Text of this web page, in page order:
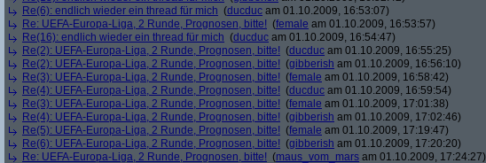
Re(6): endlich wieder ein thread für mich (ducduc am 01.10.2009, 16:53:07)
Re: UEFA-Europa-Liga, 2 Runde, Prognosen, bitte! (female am 01.10.2009, 16:53:57)
Re(16): endlich wieder ein thread für mich (ducduc am 01.10.2009, 16:54:47)
Re(2): UEFA-Europa-Liga, 2 Runde, Prognosen, bitte! (ducduc am 01.10.2009, 16:55:25)
Re(2): UEFA-Europa-Liga, 2 Runde, Prognosen, bitte! (gibberish am 01.10.2009, 16:56:10)
Re(3): UEFA-Europa-Liga, 2 Runde, Prognosen, bitte! (female am 01.10.2009, 16:58:42)
Re(4): UEFA-Europa-Liga, 2 Runde, Prognosen, bitte! (ducduc am 01.10.2009, 16:59:54)
Re(3): UEFA-Europa-Liga, 2 Runde, Prognosen, bitte! (female am 01.10.2009, 17:01:38)
Re(4): UEFA-Europa-Liga, 2 Runde, Prognosen, bitte! (gibberish am 01.10.2009, 17:02:46)
Re(5): UEFA-Europa-Liga, 2 Runde, Prognosen, bitte! (female am 01.10.2009, 17:19:47)
Re(6): UEFA-Europa-Liga, 2 Runde, Prognosen, bitte! (gibberish am 01.10.2009, 17:20:20)
Re: UEFA-Europa-Liga, 2 Runde, Prognosen, bitte! (maus_vom_mars am 01.10.2009, 17:24:27)